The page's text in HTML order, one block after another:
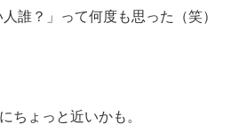
誰？」って何度も思った（笑）
ちょっと近いかも。